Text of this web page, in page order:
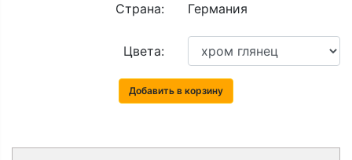
Страна: Германия
Цвета:
Добавить в корзину